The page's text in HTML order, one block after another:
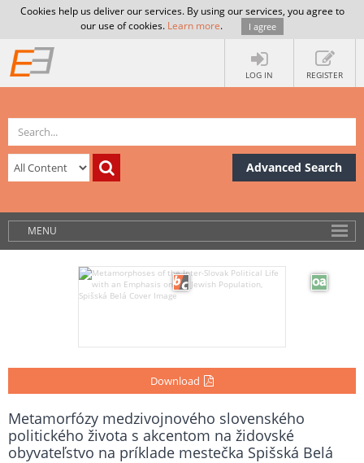
Cookies help us deliver our services. By using our services, you agree to
our use of cookies. Learn more. I agree
LOG IN REGISTER
Advanced Search
MENU
Download
Metamorfózy medzivojnového slovenského
politického života s akcentom na židovské
obyvateľstvo na príklade mestečka Spišská Belá